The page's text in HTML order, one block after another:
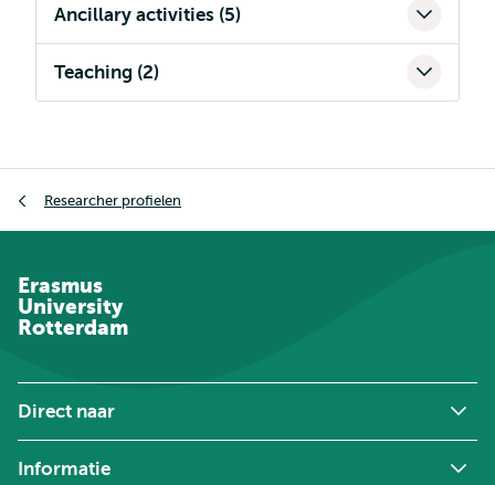
Ancillary activities (5)
Teaching (2)
Researcher profielen
Erasmus
University
Rotterdam
Direct naar
Informatie